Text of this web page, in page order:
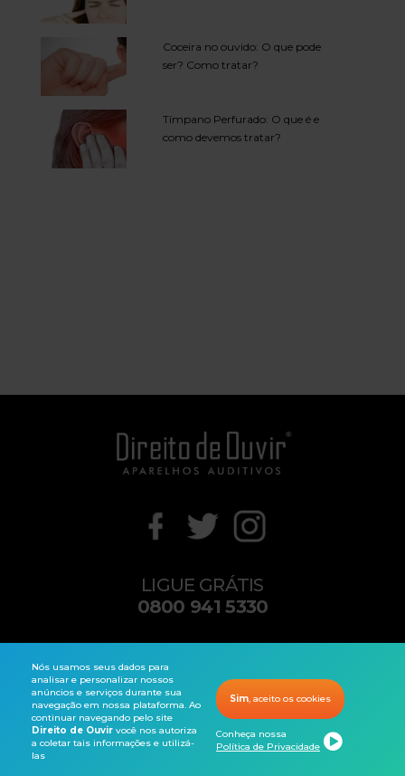
Coceira no ouvido: O que pode
ser? Como tratar?
Tímpano Perfurado: O que é e
como devemos tratar?
Audiometria
Nós usamos seus dados para
analisar e personalizar nossos
anúncios e serviços durante sua
navegação em nossa plataforma. Ao
continuar navegando pelo site
Direito de Ouvir você nos autoriza
a coletar tais informações e utilizá-
las
Conheça nossa
Política de Privacidade
Sim, aceito os cookies
LIGUE GRÁTIS
0800 941 5330
contato@direitodeouvir.com
Copyright© 2026 Direito de Ouvir®. Todos os direitos reservados.